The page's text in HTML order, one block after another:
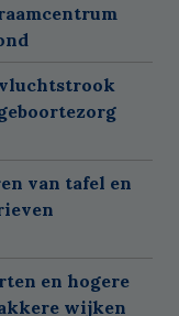
vluchtstrook
van tafel en
en hogere
wijken